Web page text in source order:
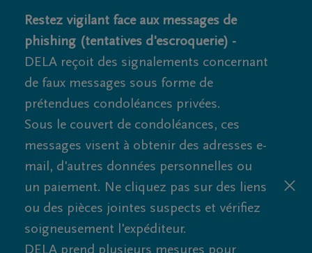
Restez vigilant face aux messages de
phishing (tentatives d'escroquerie) -
DELA reçoit des signalements concernant
de faux messages sous forme de
prétendues condoléances privées.
Sous le couvert de condoléances, ces
messages visent à obtenir des adresses e-
mail, d'autres données personnelles ou
un paiement. Ne cliquez pas sur des liens
ou des pièces jointes suspects et vérifiez
soigneusement l'expéditeur.
DELA prend plusieurs mesures pour